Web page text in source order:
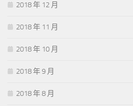
2018 年 12 月
2018 年 11 月
2018 年 10 月
2018 年 9 月
2018 年 8 月